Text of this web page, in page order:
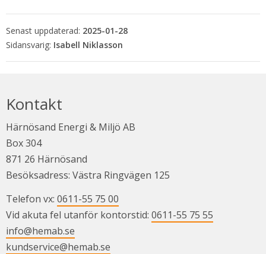
Senast uppdaterad: 2025-01-28
Isabell Niklasson
Kontakt
Härnösand Energi & Miljö AB
Box 304
871 26 Härnösand
Besöksadress: Västra Ringvägen 125
Telefon vx: 0611-55 75 00
Vid akuta fel utanför kontorstid: 0611-55 75 55
info@hemab.se
kundservice@hemab.se